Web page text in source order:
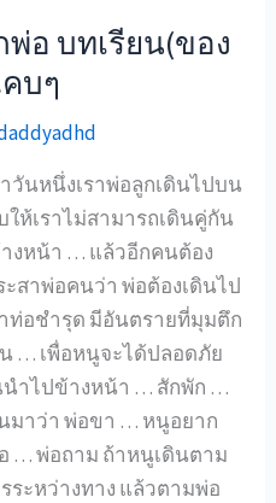
อ บทเรียน(ของ
บๆ
วันหนึ่งเราพ่อลูกเดินไปบน
ห้เราไม่สามารถเดินคู่กัน
งหน้า … แล้วอีกคนต้อง
สาพ่อคนว่า พ่อต้องเดินไป
ท่อชำรุด มีอันตรายที่มุมตึก
… เพื่อหนูจะได้ปลอดภัย
ำไปข้างหน้า … สักพัก …
มาว่า พ่อขา … หนูอยาก
… พ่อถาม ถ้าหนูเดินตาม
ะหว่างทาง แล้วตามพ่อ